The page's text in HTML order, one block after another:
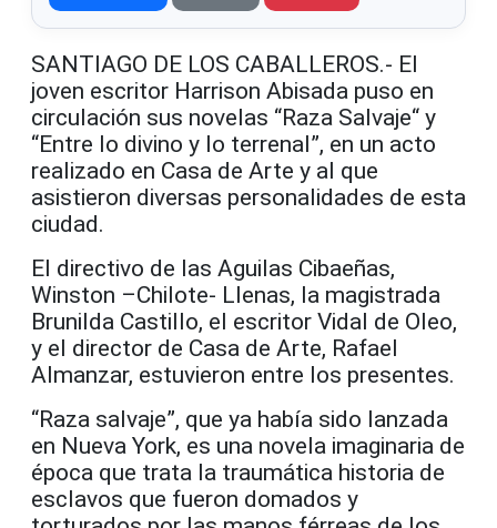
SANTIAGO DE LOS CABALLEROS.- El
joven escritor Harrison Abisada puso en
circulación sus novelas “Raza Salvaje“ y
“Entre lo divino y lo terrenal”, en un acto
realizado en Casa de Arte y al que
asistieron diversas personalidades de esta
ciudad.
El directivo de las Aguilas Cibaeñas,
Winston –Chilote- Llenas, la magistrada
Brunilda Castillo, el escritor Vidal de Oleo,
y el director de Casa de Arte, Rafael
Almanzar, estuvieron entre los presentes.
“Raza salvaje”, que ya había sido lanzada
en Nueva York, es una novela imaginaria de
época que trata la traumática historia de
esclavos que fueron domados y